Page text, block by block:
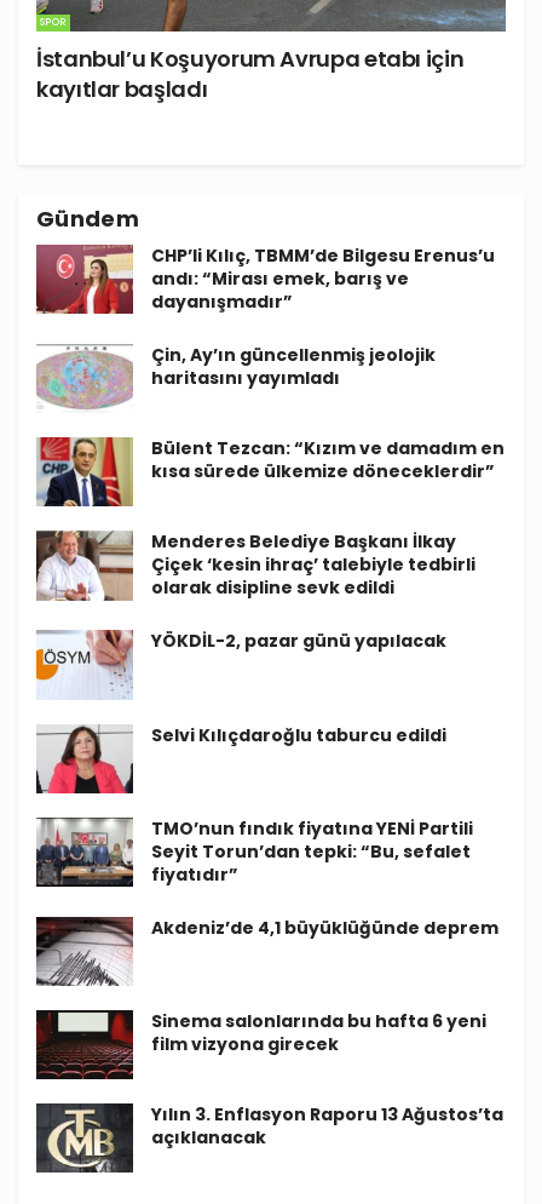
SPOR
İstanbul’u Koşuyorum Avrupa etabı için
kayıtlar başladı
Gündem
CHP’li Kılıç, TBMM’de Bilgesu Erenus’u
andı: “Mirası emek, barış ve
dayanışmadır”
Çin, Ay’ın güncellenmiş jeolojik
haritasını yayımladı
Bülent Tezcan: “Kızım ve damadım en
kısa sürede ülkemize döneceklerdir”
Menderes Belediye Başkanı İlkay
Çiçek ‘kesin ihraç’ talebiyle tedbirli
olarak disipline sevk edildi
YÖKDİL-2, pazar günü yapılacak
Selvi Kılıçdaroğlu taburcu edildi
TMO’nun fındık fiyatına YENİ Partili
Seyit Torun’dan tepki: “Bu, sefalet
fiyatıdır”
Akdeniz’de 4,1 büyüklüğünde deprem
Sinema salonlarında bu hafta 6 yeni
film vizyona girecek
Yılın 3. Enflasyon Raporu 13 Ağustos’ta
açıklanacak